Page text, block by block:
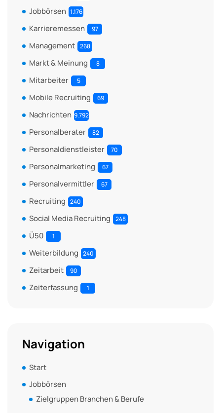
Jobbörsen 1.176
Karrieremessen 97
Management 268
Markt & Meinung 8
Mitarbeiter 5
Mobile Recruiting 69
Nachrichten 9.792
Personalberater 82
Personaldienstleister 70
Personalmarketing 67
Personalvermittler 67
Recruiting 240
Social Media Recruiting 248
Ü50 1
Weiterbildung 240
Zeitarbeit 90
Zeiterfassung 1
Navigation
Start
Jobbörsen
Zielgruppen Branchen & Berufe